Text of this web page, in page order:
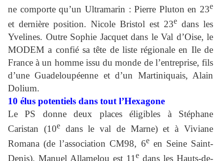
ne comporte qu’un Ultramarin : Pierre Pluton en 23e
et dernière position. Nicole Bristol est 23e dans les
Yvelines. Outre Sophie Jacquet dans le Val d’Oise, le
MODEM a confié sa tête de liste régionale en Ile de
France à un homme issu du monde de l’entreprise, fils
d’une Guadeloupéenne et d’un Martiniquais, Alain
Dolium.
10 élus potentiels dans tout l’Hexagone
Le PS donne deux places éligibles à Stéphane
Caristan (10edans le val de Marne) et à Viviane
Romana (de l’association CM98, 6een Seine Saint-
Denis). Manuel Allamelou est 11e dans les Hauts-de-